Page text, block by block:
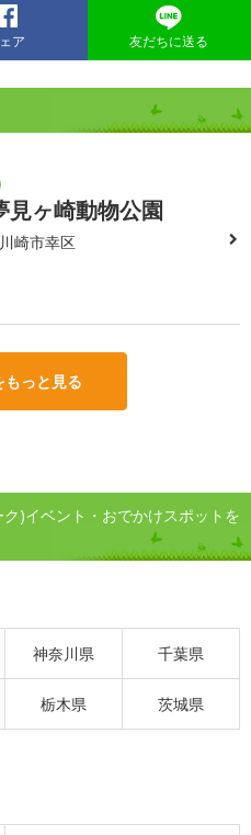
ア 友だちに送る
見ヶ崎動物公園
崎市幸区
っと見る
)イベント・おでかけスポットを
神奈川県 千葉県
栃木県 茨城県